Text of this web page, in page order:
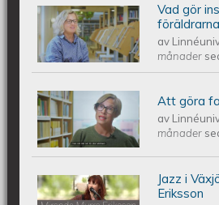
Vad gör
föräldrarna?
Vad gör
av
månader
Att göra familj på
Att göra
av
månader
Jazz i Växjö -
Jazz i
Eriksson